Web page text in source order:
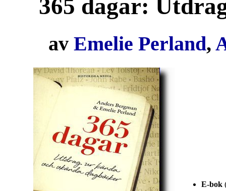
365 dagar:
av Emelie Perland,
E-bok